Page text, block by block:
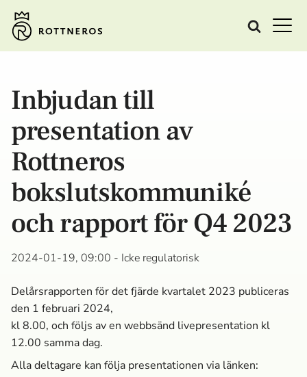
Inbjudan till
presentation av
Rottneros
bokslutskommuniké
och rapport för Q4 2023
2024-01-19, 09:00 - Icke regulatorisk
Delårsrapporten för det fjärde kvartalet 2023 publiceras
den 1 februari 2024,
kl 8.00, och följs av en webbsänd livepresentation kl
12.00 samma dag.
Alla deltagare kan följa presentationen via länken: